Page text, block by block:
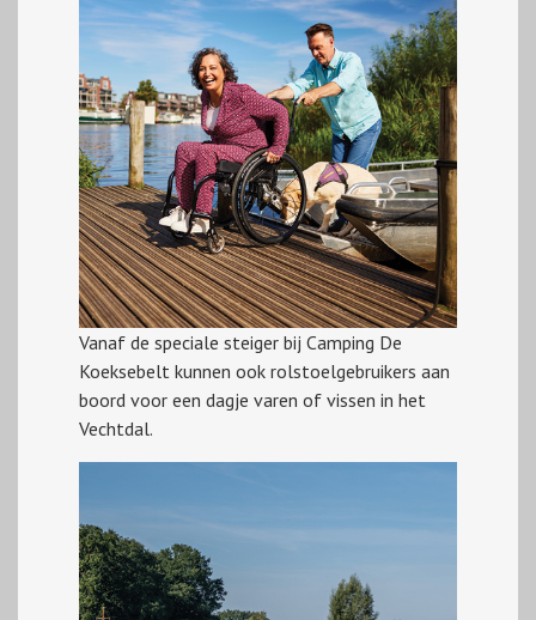
Vanaf de speciale steiger bij Camping De
Koeksebelt kunnen ook rolstoelgebruikers aan
boord voor een dagje varen of vissen in het
Vechtdal.